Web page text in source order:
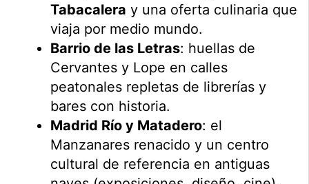
Tabacalera y una oferta culinaria que
viaja por medio mundo.
Barrio de las Letras: huellas de
Cervantes y Lope en calles
peatonales repletas de librerías y
bares con historia.
Madrid Río y Matadero: el
Manzanares renacido y un centro
cultural de referencia en antiguas